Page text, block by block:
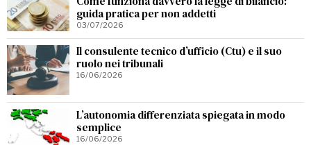
guida pratica per non addetti
03/07/2026
Il consulente tecnico d’ufficio (Ctu) e il suo
ruolo nei tribunali
16/06/2026
L’autonomia differenziata spiegata in modo
semplice
16/06/2026